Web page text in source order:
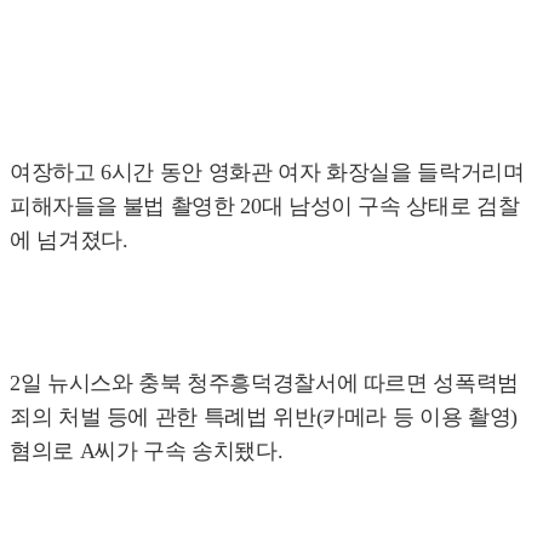
여장하고 6시간 동안 영화관 여자 화장실을 들락거리며
피해자들을 불법 촬영한 20대 남성이 구속 상태로 검찰
에 넘겨졌다.
2일 뉴시스와 충북 청주흥덕경찰서에 따르면 성폭력범
죄의 처벌 등에 관한 특례법 위반(카메라 등 이용 촬영)
혐의로 A씨가 구속 송치됐다.